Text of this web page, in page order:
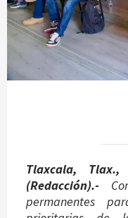
Tlaxcala,
(Redacción).-
permanentes